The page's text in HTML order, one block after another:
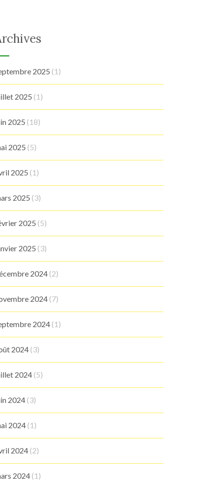
2025 (1)
2025 (1)
2025 (18)
2025 (5)
2025 (1)
2025 (3)
2025 (5)
2025 (3)
2024 (2)
2024 (7)
2024 (1)
2024 (3)
2024 (5)
2024 (3)
2024 (1)
2024 (2)
2024 (1)